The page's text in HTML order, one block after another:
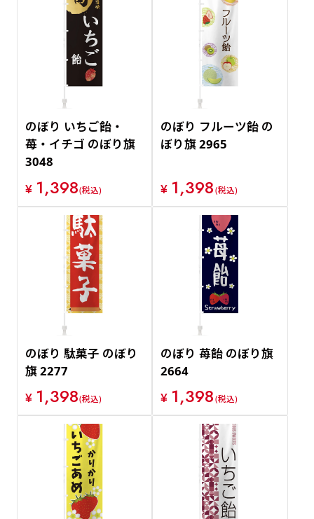
のぼり いちご飴・
苺・イチゴ のぼり旗
3048
¥ 1,398(税込)
のぼり フルーツ飴 の
ぼり旗 2965
¥ 1,398(税込)
のぼり 駄菓子 のぼり
旗 2277
¥ 1,398(税込)
のぼり 苺飴 のぼり旗
2664
¥ 1,398(税込)